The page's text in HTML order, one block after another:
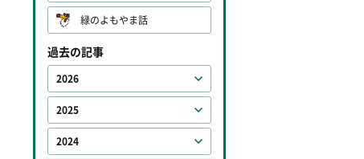
緑のよもやま話
過去の記事
2026
2025
2024